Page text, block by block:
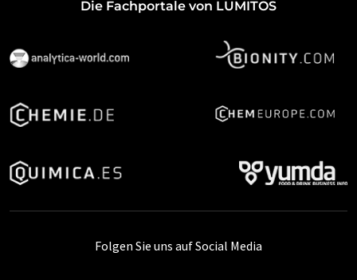
Die Fachportale von LUMITOS
Folgen Sie uns auf Social Media